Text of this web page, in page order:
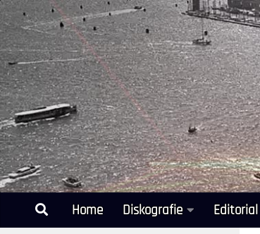
Unter dem Inhalt
Home Diskografie Editorial